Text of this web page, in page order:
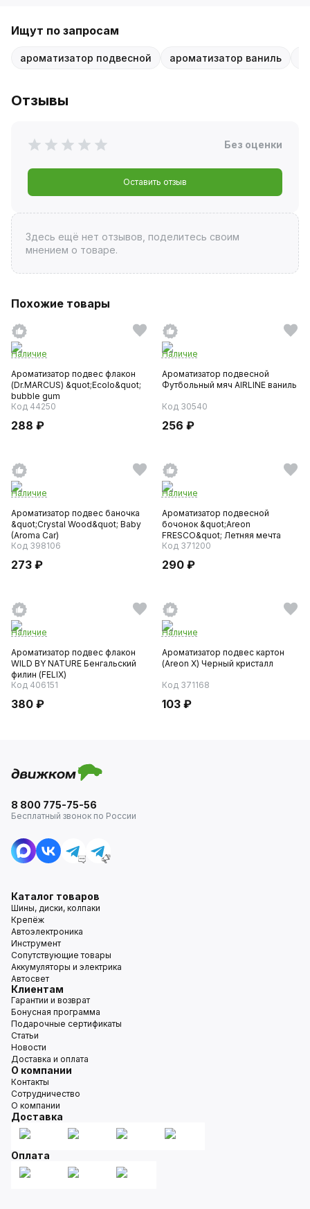
Ищут по запросам
ароматизатор подвесной ароматизатор ваниль
Отзывы
Без оценки
Оставить отзыв
Здесь ещё нет отзывов, поделитесь своим
мнением о товаре.
Похожие товары
Наличие
Ароматизатор подвес флакон
(Dr.MARCUS) &quot;Ecolo&quot;
bubble gum
Код 44250
288 ₽
Наличие
Ароматизатор подвесной
Футбольный мяч AIRLINE ваниль
Код 30540
256 ₽
Наличие
Ароматизатор подвес баночка
&quot;Crystal Wood&quot; Baby
(Aroma Car)
Код 398106
273 ₽
Наличие
Ароматизатор подвесной
бочонок &quot;Areon
FRESCO&quot; Летняя мечта
Код 371200
290 ₽
Наличие
Ароматизатор подвес флакон
WILD BY NATURE Бенгальский
филин (FELIX)
Код 406151
380 ₽
Наличие
Ароматизатор подвес картон
(Areon X) Черный кристалл
Код 371168
103 ₽
8 800 775-75-56
Бесплатный звонок по России
Каталог товаров
Шины, диски, колпаки
Крепёж
Автоэлектроника
Инструмент
Сопутствующие товары
Аккумуляторы и электрика
Автосвет
Клиентам
Гарантии и возврат
Бонусная программа
Подарочные сертификаты
Статьи
Новости
Доставка и оплата
О компании
Контакты
Сотрудничество
О компании
Доставка
Оплата